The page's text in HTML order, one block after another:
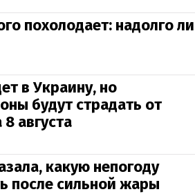
похолодает: надолго ли
в Украину, но
будут страдать от
августа
какую непогоду
после сильной жары